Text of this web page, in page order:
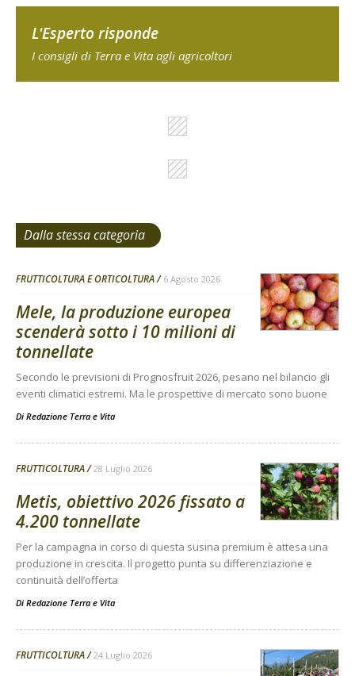
L'Esperto risponde
I consigli di Terra e Vita agli agricoltori
Dalla stessa categoria
FRUTTICOLTURA E ORTICOLTURA 6 Agosto 2026
Mele, la produzione europea
scenderà sotto i 10 milioni di
tonnellate
Secondo le previsioni di Prognosfruit 2026, pesano nel bilancio gli
eventi climatici estremi. Ma le prospettive di mercato sono buone
Di Redazione Terra e Vita
FRUTTICOLTURA 28 Luglio 2026
Metis, obiettivo 2026 fissato a
4.200 tonnellate
Per la campagna in corso di questa susina premium è attesa una
produzione in crescita. Il progetto punta su differenziazione e
continuità dell’offerta
Di Redazione Terra e Vita
FRUTTICOLTURA 24 Luglio 2026